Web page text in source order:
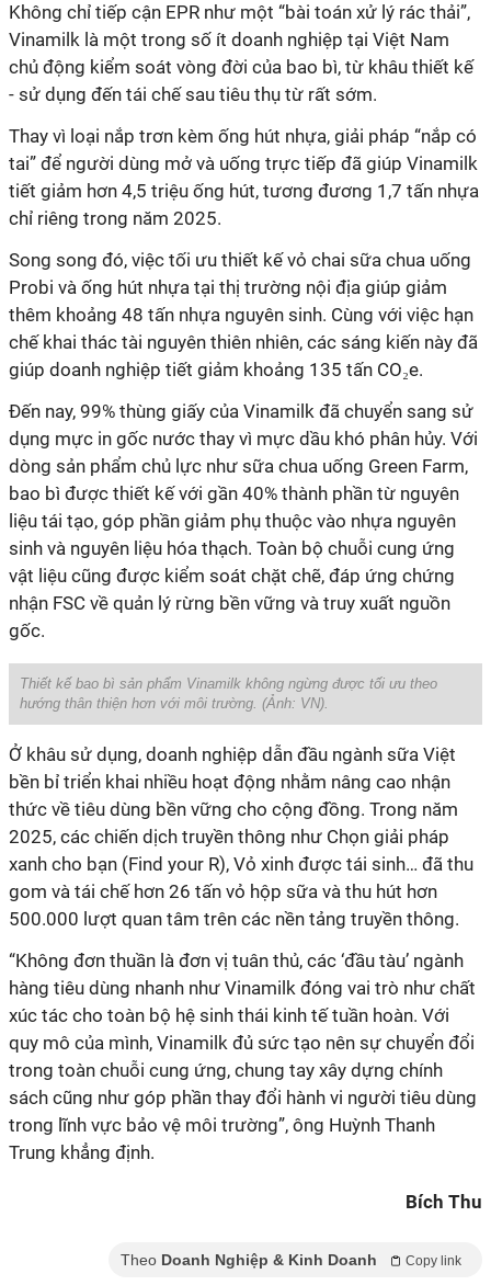
Không chỉ tiếp cận EPR như một “bài toán xử lý rác thải”,
Vinamilk là một trong số ít doanh nghiệp tại Việt Nam
chủ động kiểm soát vòng đời của bao bì, từ khâu thiết kế
- sử dụng đến tái chế sau tiêu thụ từ rất sớm.
Thay vì loại nắp trơn kèm ống hút nhựa, giải pháp “nắp có
tai” để người dùng mở và uống trực tiếp đã giúp Vinamilk
tiết giảm hơn 4,5 triệu ống hút, tương đương 1,7 tấn nhựa
chỉ riêng trong năm 2025.
Song song đó, việc tối ưu thiết kế vỏ chai sữa chua uống
Probi và ống hút nhựa tại thị trường nội địa giúp giảm
thêm khoảng 48 tấn nhựa nguyên sinh. Cùng với việc hạn
chế khai thác tài nguyên thiên nhiên, các sáng kiến này đã
giúp doanh nghiệp tiết giảm khoảng 135 tấn CO₂e.
Đến nay, 99% thùng giấy của Vinamilk đã chuyển sang sử
dụng mực in gốc nước thay vì mực dầu khó phân hủy. Với
dòng sản phẩm chủ lực như sữa chua uống Green Farm,
bao bì được thiết kế với gần 40% thành phần từ nguyên
liệu tái tạo, góp phần giảm phụ thuộc vào nhựa nguyên
sinh và nguyên liệu hóa thạch. Toàn bộ chuỗi cung ứng
vật liệu cũng được kiểm soát chặt chẽ, đáp ứng chứng
nhận FSC về quản lý rừng bền vững và truy xuất nguồn
gốc.
Thiết kế bao bì sản phẩm Vinamilk không ngừng được tối ưu theo
hướng thân thiện hơn với môi trường. (Ảnh: VN).
Ở khâu sử dụng, doanh nghiệp dẫn đầu ngành sữa Việt
bền bỉ triển khai nhiều hoạt động nhằm nâng cao nhận
thức về tiêu dùng bền vững cho cộng đồng. Trong năm
2025, các chiến dịch truyền thông như Chọn giải pháp
xanh cho bạn (Find your R), Vỏ xinh được tái sinh… đã thu
gom và tái chế hơn 26 tấn vỏ hộp sữa và thu hút hơn
500.000 lượt quan tâm trên các nền tảng truyền thông.
“Không đơn thuần là đơn vị tuân thủ, các ‘đầu tàu’ ngành
hàng tiêu dùng nhanh như Vinamilk đóng vai trò như chất
xúc tác cho toàn bộ hệ sinh thái kinh tế tuần hoàn. Với
quy mô của mình, Vinamilk đủ sức tạo nên sự chuyển đổi
trong toàn chuỗi cung ứng, chung tay xây dựng chính
sách cũng như góp phần thay đổi hành vi người tiêu dùng
trong lĩnh vực bảo vệ môi trường”, ông Huỳnh Thanh
Trung khẳng định.
Bích Thu
Theo Doanh Nghiệp & Kinh Doanh Copy link